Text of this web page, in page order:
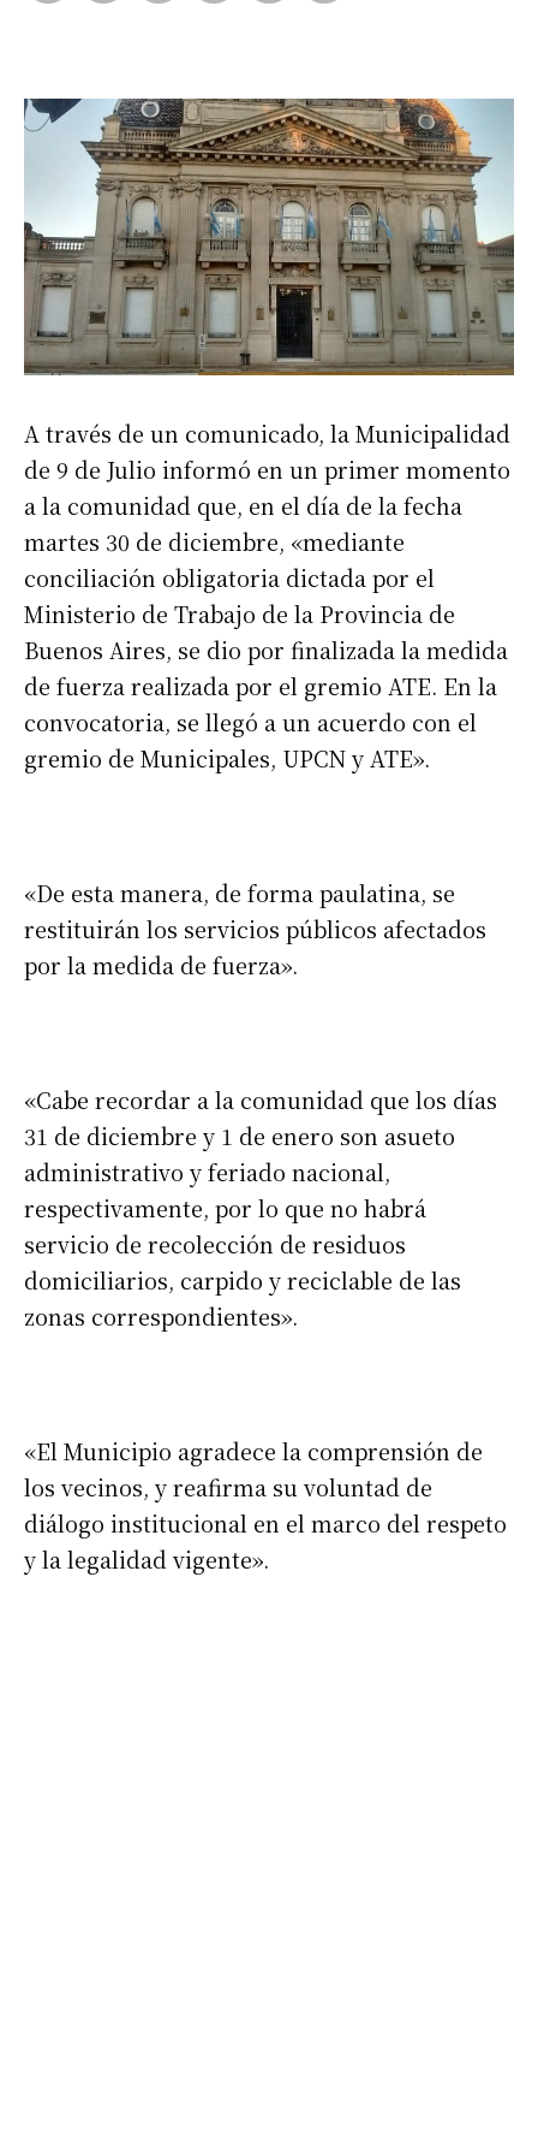
A través de un comunicado, la Municipalidad
de 9 de Julio informó en un primer momento
a la comunidad que, en el día de la fecha
martes 30 de diciembre, «mediante
conciliación obligatoria dictada por el
Ministerio de Trabajo de la Provincia de
Buenos Aires, se dio por finalizada la medida
de fuerza realizada por el gremio ATE. En la
convocatoria, se llegó a un acuerdo con el
gremio de Municipales, UPCN y ATE».
«De esta manera, de forma paulatina, se
restituirán los servicios públicos afectados
por la medida de fuerza».
«Cabe recordar a la comunidad que los días
31 de diciembre y 1 de enero son asueto
administrativo y feriado nacional,
respectivamente, por lo que no habrá
servicio de recolección de residuos
domiciliarios, carpido y reciclable de las
zonas correspondientes».
«El Municipio agradece la comprensión de
los vecinos, y reafirma su voluntad de
diálogo institucional en el marco del respeto
y la legalidad vigente».